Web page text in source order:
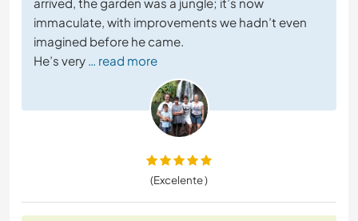
immaculate, with improvements we hadn’t even
imagined before he came.
He’s very … read more
(Excelente )